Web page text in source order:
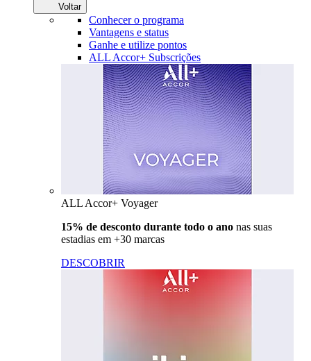
Voltar
Conhecer o programa
Vantagens e status
Ganhe e utilize pontos
ALL Accor+ Subscrições
ALL Accor+ Voyager
15% de desconto durante todo o ano nas suas
estadias em +30 marcas
DESCOBRIR